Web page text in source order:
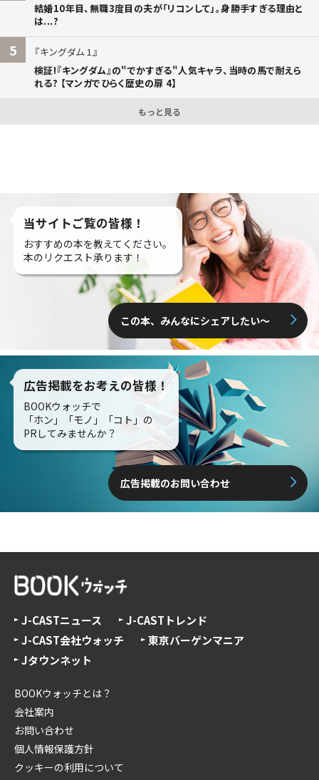
結婚10年目、無職3度目の夫が「リコンして」。身勝手すぎる理由と
は...?
5
キングダム 1
検証!『キングダム』の"でかすぎる"人気キャラ、当時の馬で耐えら
れる? 【マンガでひらく歴史の扉 4】
もっと見る
当サイトご覧の皆様！
おすすめの本を教えてください。
本のリクエスト承ります！
この本、みんなにシェアしたい〜
広告掲載をお考えの皆様！
BOOKウォッチで
「ホン」「モノ」「コト」の
PRしてみませんか？
広告掲載のお問い合わせ
J-CASTニュース
J-CASTトレンド
J-CAST会社ウォッチ
東京バーゲンマニア
Jタウンネット
BOOKウォッチとは？
会社案内
お問い合わせ
個人情報保護方針
クッキーの利用について